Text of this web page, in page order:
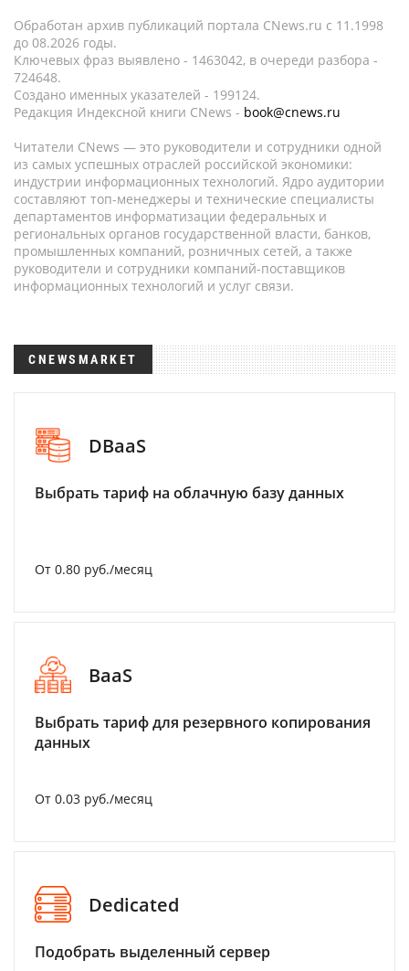
Обработан архив публикаций портала CNews.ru c 11.1998
до 08.2026 годы.
Ключевых фраз выявлено - 1463042, в очереди разбора -
724648.
Создано именных указателей - 199124.
Редакция Индексной книги CNews - book@cnews.ru
Читатели CNews — это руководители и сотрудники одной
из самых успешных отраслей российской экономики:
индустрии информационных технологий. Ядро аудитории
составляют топ-менеджеры и технические специалисты
департаментов информатизации федеральных и
региональных органов государственной власти, банков,
промышленных компаний, розничных сетей, а также
руководители и сотрудники компаний-поставщиков
информационных технологий и услуг связи.
CNEWSMARKET
DBaaS
Выбрать тариф на облачную базу данных
От 0.80 руб./месяц
BaaS
Выбрать тариф для резервного копирования
данных
От 0.03 руб./месяц
Dedicated
Подобрать выделенный сервер